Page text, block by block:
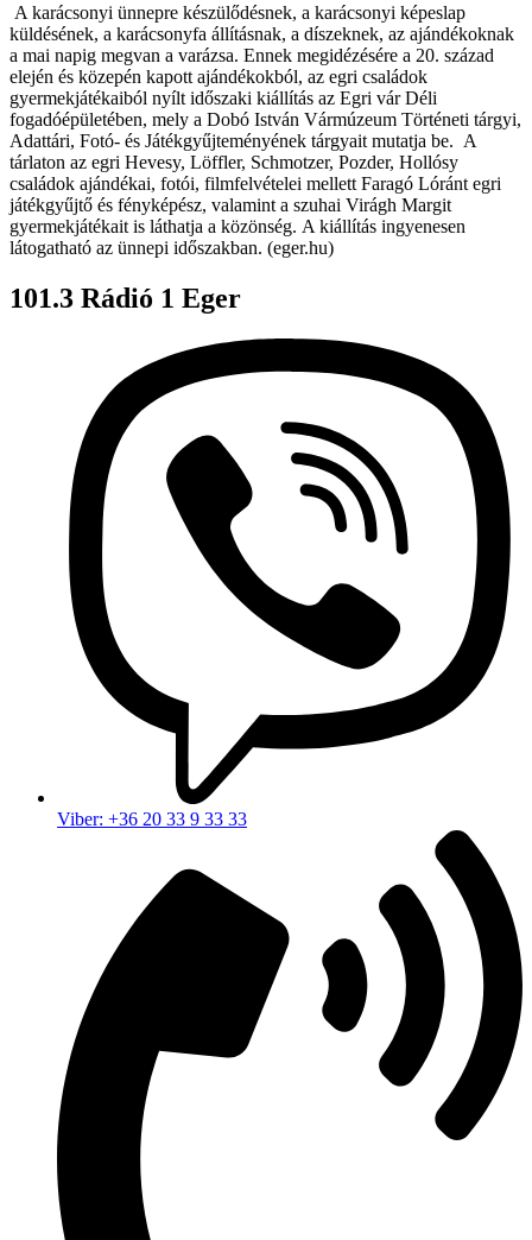
A karácsonyi ünnepre készülődésnek, a karácsonyi képeslap
küldésének, a karácsonyfa állításnak, a díszeknek, az ajándékoknak
a mai napig megvan a varázsa. Ennek megidézésére a 20. század
elején és közepén kapott ajándékokból, az egri családok
gyermekjátékaiból nyílt időszaki kiállítás az Egri vár Déli
fogadóépületében, mely a Dobó István Vármúzeum Történeti tárgyi,
Adattári, Fotó- és Játékgyűjteményének tárgyait mutatja be. A
tárlaton az egri Hevesy, Löffler, Schmotzer, Pozder, Hollósy
családok ajándékai, fotói, filmfelvételei mellett Faragó Lóránt egri
játékgyűjtő és fényképész, valamint a szuhai Virágh Margit
gyermekjátékait is láthatja a közönség. A kiállítás ingyenesen
látogatható az ünnepi időszakban. (eger.hu)
101.3 Rádió 1 Eger
Viber: +36 20 33 9 33 33